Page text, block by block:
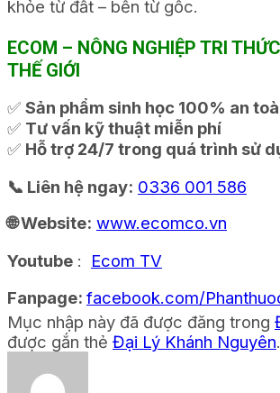
khỏe từ đất – bền từ gốc.
ECOM – NÔNG NGHIỆP TRI
THẾ GIỚI
✅ Sản phẩm sinh học 100% an
✅ Tư vấn kỹ thuật miễn phí
✅ Hỗ trợ 24/7 trong quá trình sử
📞 Liên hệ ngay: 0336 001 586
🌐 Website: www.ecomco.vn
Youtube : Ecom TV
Fanpage: facebook.com/
Mục nhập này đã được đăng trong
được gắn thẻ Đại Lý Khánh Nguyên.